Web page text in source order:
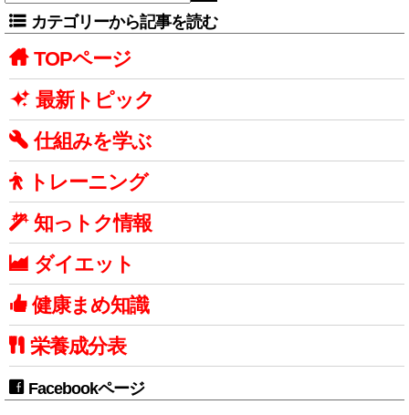
カテゴリーから記事を読む
TOPページ
最新トピック
仕組みを学ぶ
トレーニング
知っトク情報
ダイエット
健康まめ知識
栄養成分表
Facebookページ